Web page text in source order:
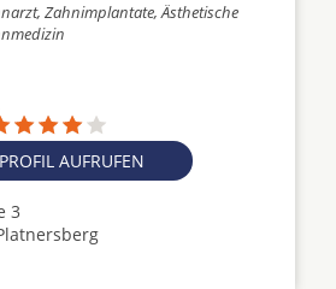
Zahnimplantate, Ästhetische
PROFIL AUFRUFEN
3